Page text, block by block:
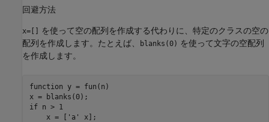
回避方法
x=[]
を使って空の配列を作成する代わりに、特定のクラスの空の
配列を作成します。たとえば、
blanks(0) を使って文字の空配列
を作成します。
function y = fun(n)
if n > 1
    x = [
'a'